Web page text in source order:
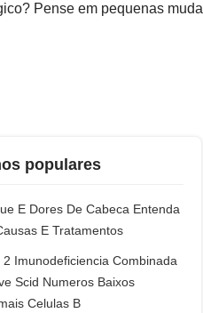
Pense em pequenas
populares
E Dores De Cabeca Entenda
E Tratamentos
2 Imunodeficiencia Combinada
Scid Numeros Baixos
Celulas B